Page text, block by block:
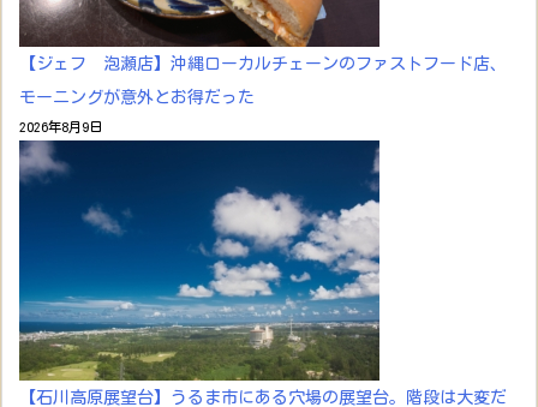
【ジェフ 泡瀬店】沖縄ローカルチェーンのファストフード店、
モーニングが意外とお得だった
2026年8月9日
【石川高原展望台】うるま市にある穴場の展望台。階段は大変だ